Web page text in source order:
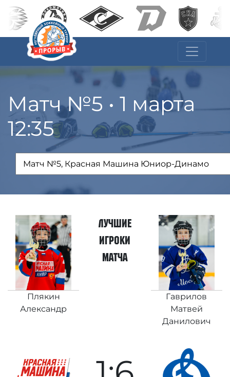
Матч №5 • 1 марта
12:35
Лучшие
игроки
матча
Плякин
Александр
Гаврилов
Матвей
Данилович